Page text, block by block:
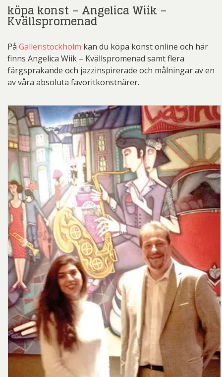
köpa konst – Angelica Wiik –
Kvällspromenad
På Galleristockholm kan du köpa konst online och här
finns Angelica Wiik – Kvällspromenad samt flera
färgsprakande och jazzinspirerade och målningar av en
av våra absoluta favoritkonstnärer.